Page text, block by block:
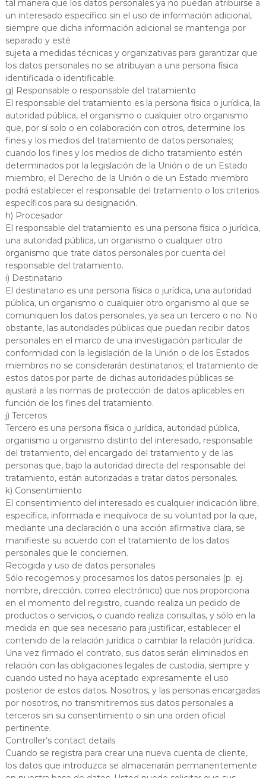
tal manera que los datos personales ya no puedan atribuirse a
un interesado específico sin el uso de información adicional,
siempre que dicha información adicional se mantenga por
separado y esté
sujeta a medidas técnicas y organizativas para garantizar que
los datos personales no se atribuyan a una persona física
identificada o identificable.
g) Responsable o responsable del tratamiento
El responsable del tratamiento es la persona física o jurídica, la
autoridad pública, el organismo o cualquier otro organismo
que, por sí solo o en colaboración con otros, determine los
fines y los medios del tratamiento de datos personales;
cuando los fines y los medios de dicho tratamiento estén
determinados por la legislación de la Unión o de un Estado
miembro, el Derecho de la Unión o de un Estado miembro
podrá establecer el responsable del tratamiento o los criterios
específicos para su designación.
h) Procesador
El responsable del tratamiento es una persona física o jurídica,
una autoridad pública, un organismo o cualquier otro
organismo que trate datos personales por cuenta del
responsable del tratamiento.
i) Destinatario
El destinatario es una persona física o jurídica, una autoridad
pública, un organismo o cualquier otro organismo al que se
comuniquen los datos personales, ya sea un tercero o no. No
obstante, las autoridades públicas que puedan recibir datos
personales en el marco de una investigación particular de
conformidad con la legislación de la Unión o de los Estados
miembros no se considerarán destinatarios; el tratamiento de
estos datos por parte de dichas autoridades públicas se
ajustará a las normas de protección de datos aplicables en
función de los fines del tratamiento.
j) Terceros
Tercero es una persona física o jurídica, autoridad pública,
organismo u organismo distinto del interesado, responsable
del tratamiento, del encargado del tratamiento y de las
personas que, bajo la autoridad directa del responsable del
tratamiento, están autorizadas a tratar datos personales.
k) Consentimiento
El consentimiento del interesado es cualquier indicación libre,
específica, informada e inequívoca de su voluntad por la que,
mediante una declaración o una acción afirmativa clara, se
manifieste su acuerdo con el tratamiento de los datos
personales que le conciernen.
Recogida y uso de datos personales
Sólo recogemos y procesamos los datos personales (p. ej.
nombre, dirección, correo electrónico) que nos proporciona
en el momento del registro, cuando realiza un pedido de
productos o servicios, o cuando realiza consultas, y sólo en la
medida en que sea necesario para justificar, establecer el
contenido de la relación jurídica o cambiar la relación jurídica.
Una vez firmado el contrato, sus datos serán eliminados en
relación con las obligaciones legales de custodia, siempre y
cuando usted no haya aceptado expresamente el uso
posterior de estos datos. Nosotros, y las personas encargadas
por nosotros, no transmitiremos sus datos personales a
terceros sin su consentimiento o sin una orden oficial
pertinente.
Controller’s contact details
Cuando se registra para crear una nueva cuenta de cliente,
los datos que introduzca se almacenarán permanentemente